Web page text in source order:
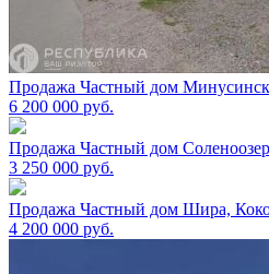
Продажа Частный дом
6 200 000 руб.
Продажа Частный дом
3 250 000 руб.
Продажа Частный дом Шира,
4 200 000 руб.